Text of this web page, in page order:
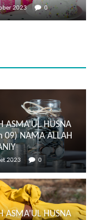
2023 0
ASMA’UL HUSNA
09) NAMA ALLAH
2023 0
ASMA’UL HUSNA